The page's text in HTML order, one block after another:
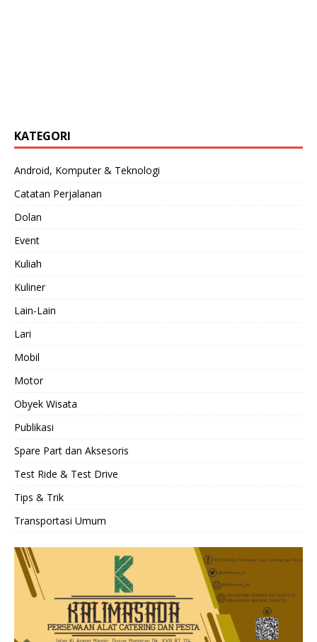
KATEGORI
Android, Komputer & Teknologi
Catatan Perjalanan
Dolan
Event
Kuliah
Kuliner
Lain-Lain
Lari
Mobil
Motor
Obyek Wisata
Publikasi
Spare Part dan Aksesoris
Test Ride & Test Drive
Tips & Trik
Transportasi Umum